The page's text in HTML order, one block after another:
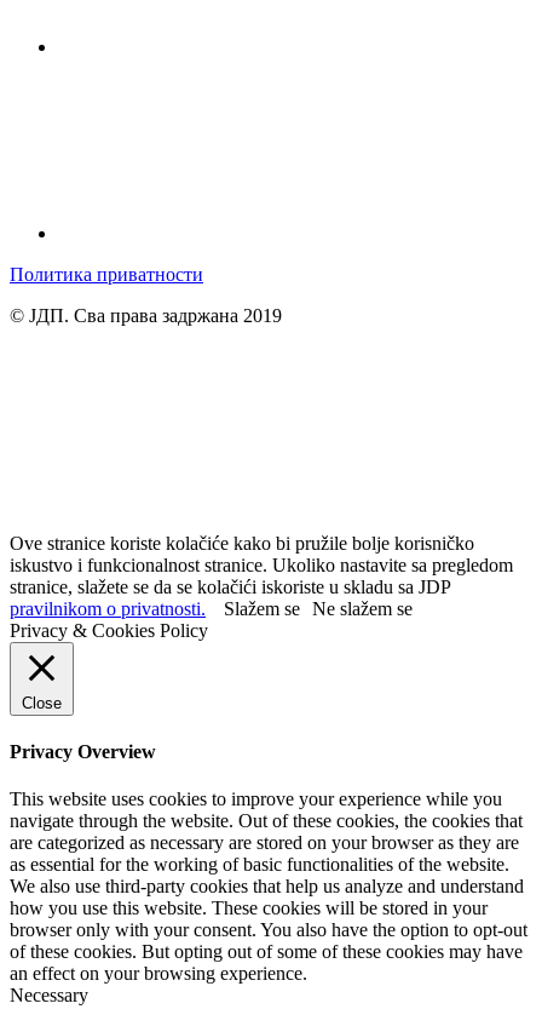
Политика приватности
© ЈДП. Сва права задржана 2019
Ove stranice koriste kolačiće kako bi pružile bolje korisničko
iskustvo i funkcionalnost stranice. Ukoliko nastavite sa pregledom
stranice, slažete se da se kolačići iskoriste u skladu sa JDP
pravilnikom o privatnosti.
Slažem se Ne slažem se
Privacy & Cookies Policy
Close
Privacy Overview
This website uses cookies to improve your experience while you
navigate through the website. Out of these cookies, the cookies that
are categorized as necessary are stored on your browser as they are
as essential for the working of basic functionalities of the website.
We also use third-party cookies that help us analyze and understand
how you use this website. These cookies will be stored in your
browser only with your consent. You also have the option to opt-out
of these cookies. But opting out of some of these cookies may have
an effect on your browsing experience.
Necessary